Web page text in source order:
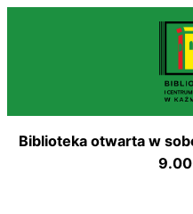
Biblioteka otwarta w